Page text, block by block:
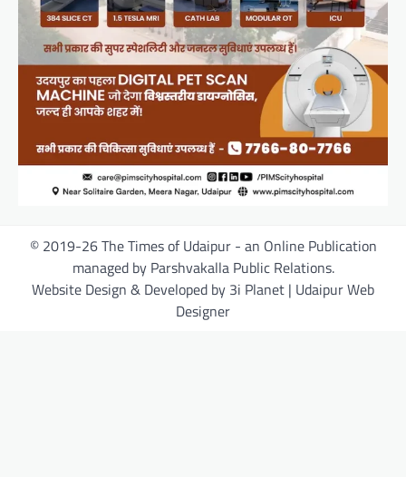
© 2019-26 The Times of Udaipur - an Online Publication
managed by Parshvakalla Public Relations.
Website Design & Developed by 3i Planet | Udaipur Web
Designer